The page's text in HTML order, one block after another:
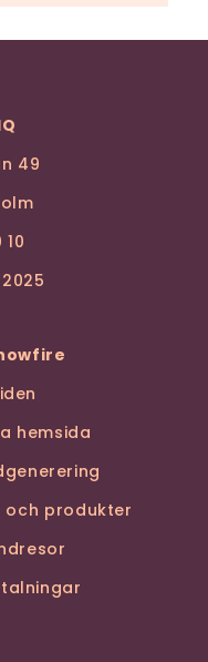
49
hemsida
och produkter